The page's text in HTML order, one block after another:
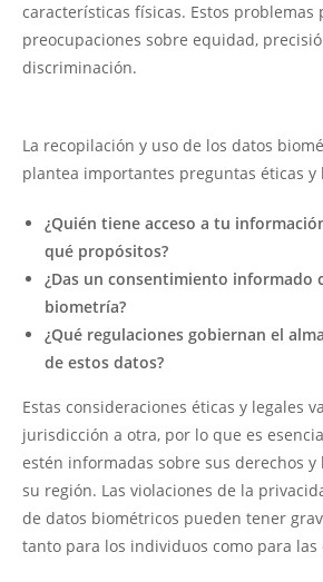
características físicas. Estos problemas
preocupaciones sobre equidad,
discriminación.
La recopilación y uso de los datos
plantea importantes preguntas éticas y
¿Quién tiene acceso a tu
qué propósitos?
¿Das un consentimiento informado
biometría?
¿Qué regulaciones gobiernan el
de estos datos?
Estas consideraciones éticas y legales
jurisdicción a otra, por lo que es
estén informadas sobre sus derechos y
su región. Las violaciones de la
de datos biométricos pueden tener
tanto para los individuos como para las